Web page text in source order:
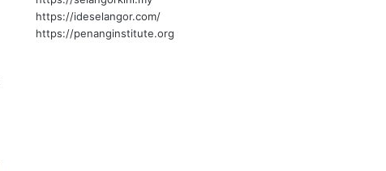
https://ideselangor.com/
https://penanginstitute.org